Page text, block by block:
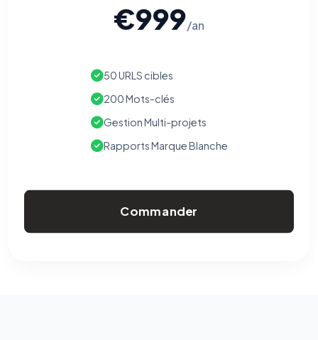
€999/an
50 URLS cibles
200 Mots-clés
Gestion Multi-projets
Rapports Marque Blanche
Commander